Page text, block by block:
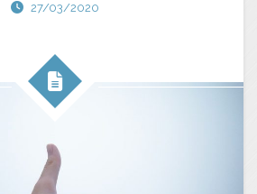
27/03/2020